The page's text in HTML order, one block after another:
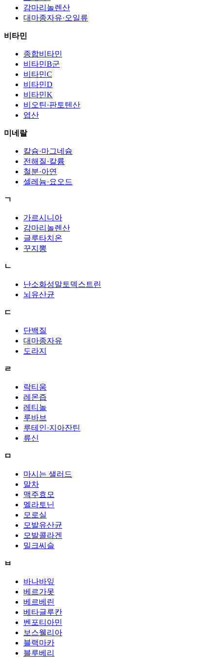
감마리놀렌산
대마종자유·오일류
비타민
종합비타민
비타민B군
비타민C
비타민D
비타민K
비오틴·판토텐산
엽산
미네랄
칼슘·마그네슘
전해질·칼륨
철분·아연
셀레늄·요오드
ㄱ
가르시니아
감마리놀렌산
글루타치온
꾸지뽕
ㄴ
난소화성말토덱스트린
뇌유산균
ㄷ
단백질
대마종자유
도라지
ㄹ
락티움
레몬즙
레티놀
루바브
루테인·지아잔틴
류신
ㅁ
마시는 샐러드
말차
맥주효모
멜라토닌
모로실
모발유산균
모발콜라겐
밀크씨슬
ㅂ
바나바잎
베르가못
베르베린
베타글루칸
벤포티아민
보스웰리아
블랙마카
블루베리